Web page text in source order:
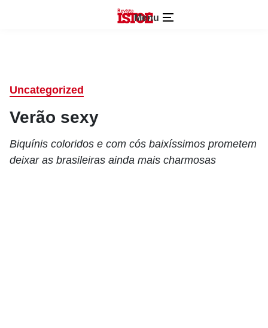
Menu
Uncategorized
Verão sexy
Biquínis coloridos e com cós baixíssimos prometem
deixar as brasileiras ainda mais charmosas